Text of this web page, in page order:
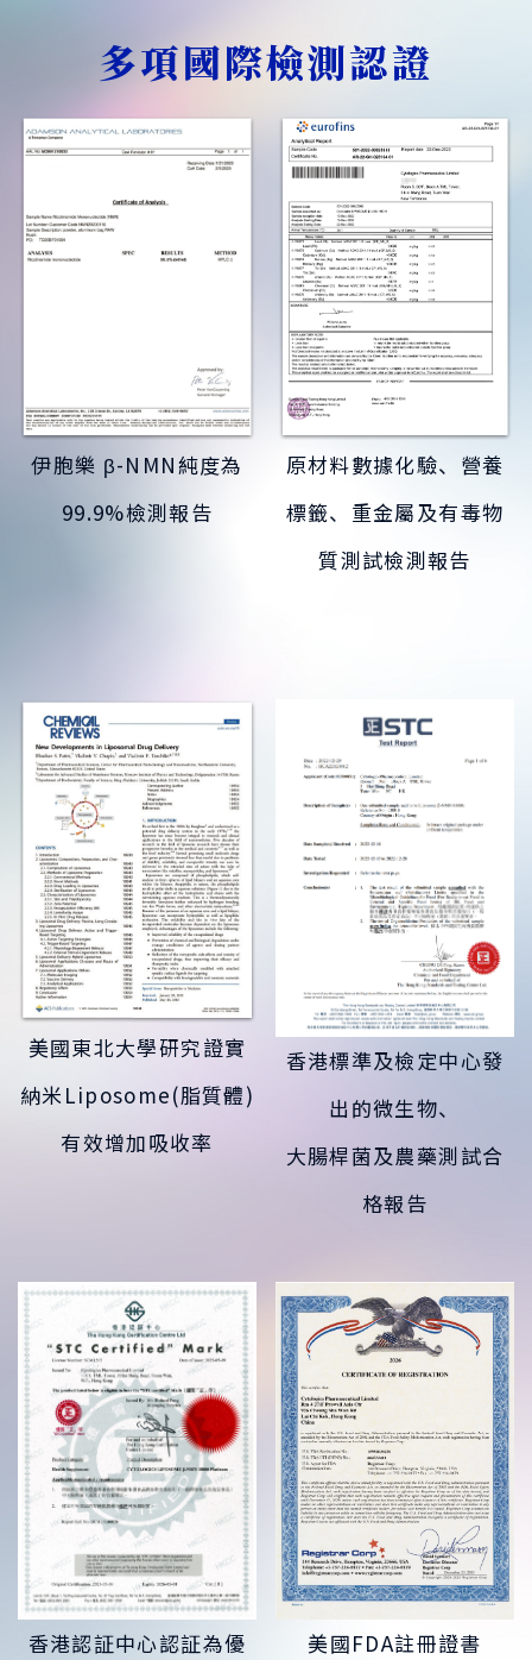
多項國際檢測認證
伊胞樂 β-NMN純度為
99.9%檢測報告
原材料數據化驗、營養
標籤、重金屬及有毒物
質測試檢測報告
美國東北大學研究證實
納米Liposome(脂質體)
有效增加吸收率
香港標準及檢定中心發
出的微生物、
大腸桿菌及農藥測試合
格報告
香港認証中心認証為優
美國FDA註冊證書